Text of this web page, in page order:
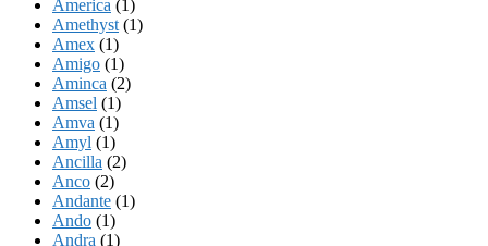
America (1)
Amethyst (1)
Amex (1)
Amigo (1)
Aminca (2)
Amsel (1)
Amva (1)
Amyl (1)
Ancilla (2)
Anco (2)
Andante (1)
Ando (1)
Andra (1)